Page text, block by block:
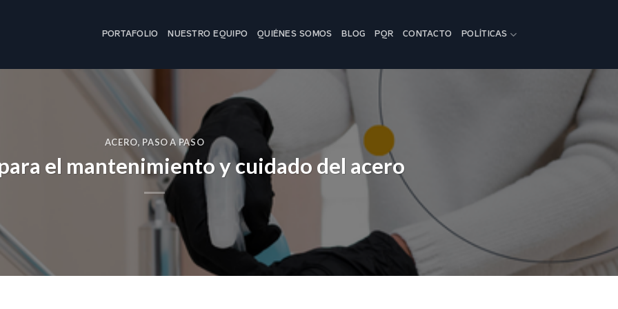
PORTAFOLIO NUESTRO EQUIPO QUIÉNES SOMOS BLOG PQR CONTACTO POLÍTICAS
ACERO, PASO A PASO
el mantenimiento y cuidado del acero